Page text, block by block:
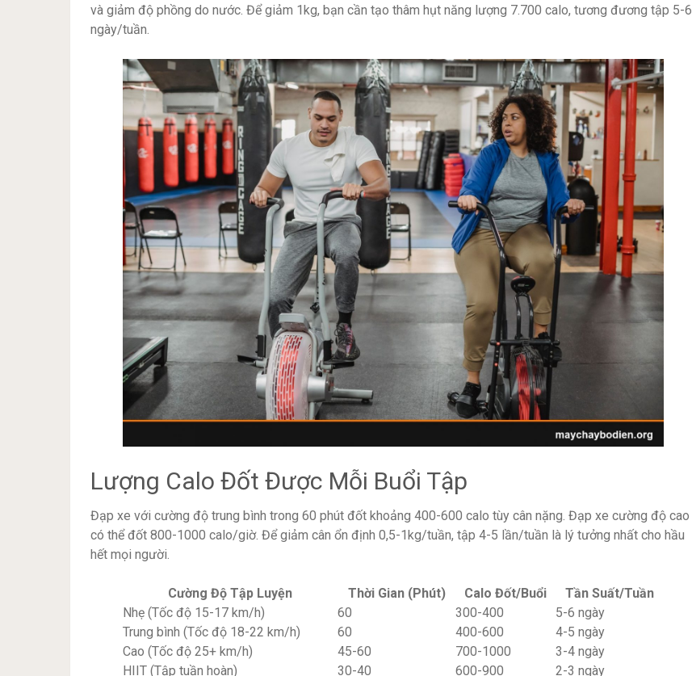
và giảm độ phồng do nước. Để giảm 1kg, bạn cần tạo thâm hụt năng lượng 7.700 calo, tương đương tập 5-6
ngày/tuần.
Lượng Calo Đốt Được Mỗi Buổi Tập
Đạp xe với cường độ trung bình trong 60 phút đốt khoảng 400-600 calo tùy cân nặng. Đạp xe cường độ cao
có thể đốt 800-1000 calo/giờ. Để giảm cân ổn định 0,5-1kg/tuần, tập 4-5 lần/tuần là lý tưởng nhất cho hầu
hết mọi người.
Cường Độ Tập Luyện Thời Gian (Phút) Calo Đốt/Buổi
Tần Suất/Tuần
Nhẹ (Tốc độ 15-17 km/h)
60 300-400
5-6 ngày
Trung bình (Tốc độ 18-22 km/h)
60 400-600
4-5 ngày
Cao (Tốc độ 25+ km/h)
45-60 700-1000
3-4 ngày
HIIT (Tập tuần hoàn)
30-40 600-900 2-3 ngày